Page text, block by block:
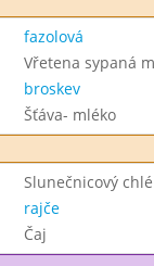
fazolová
Vřetena sypaná
broskev
Šťáva- mléko
Slunečnicový
rajče
Čaj